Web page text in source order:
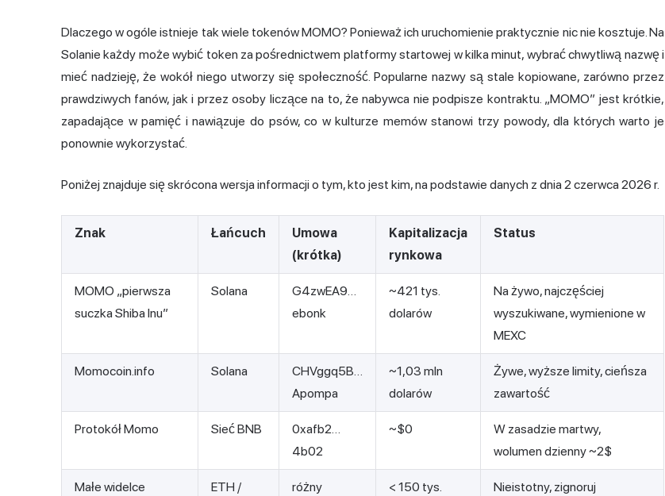
Dlaczego w ogóle istnieje tak wiele tokenów MOMO? Ponieważ ich uruchomienie praktycznie nic nie kosztuje. Na
Solanie każdy może wybić token za pośrednictwem platformy startowej w kilka minut, wybrać chwytliwą nazwę i
mieć nadzieję, że wokół niego utworzy się społeczność. Popularne nazwy są stale kopiowane, zarówno przez
prawdziwych fanów, jak i przez osoby liczące na to, że nabywca nie podpisze kontraktu. „MOMO” jest krótkie,
zapadające w pamięć i nawiązuje do psów, co w kulturze memów stanowi trzy powody, dla których warto je
ponownie wykorzystać.
Poniżej znajduje się skrócona wersja informacji o tym, kto jest kim, na podstawie danych z dnia 2 czerwca 2026 r.
Znak Łańcuch
Umowa
(krótka)
Kapitalizacja
rynkowa
Status
MOMO „pierwsza
suczka Shiba Inu”
Solana
G4zwEA9…
ebonk
~421 tys.
dolarów
Na żywo, najczęściej
wyszukiwane, wymienione w
MEXC
Momocoin.info Solana
CHVggq5B…
Apompa
~1,03 mln
dolarów
Żywe, wyższe limity, cieńsza
zawartość
Protokół Momo Sieć BNB
0xafb2…
4b02
~$0
W zasadzie martwy,
wolumen dzienny ~2$
Małe widelce
ETH /
różny
< 150 tys.
Nieistotny, zignoruj